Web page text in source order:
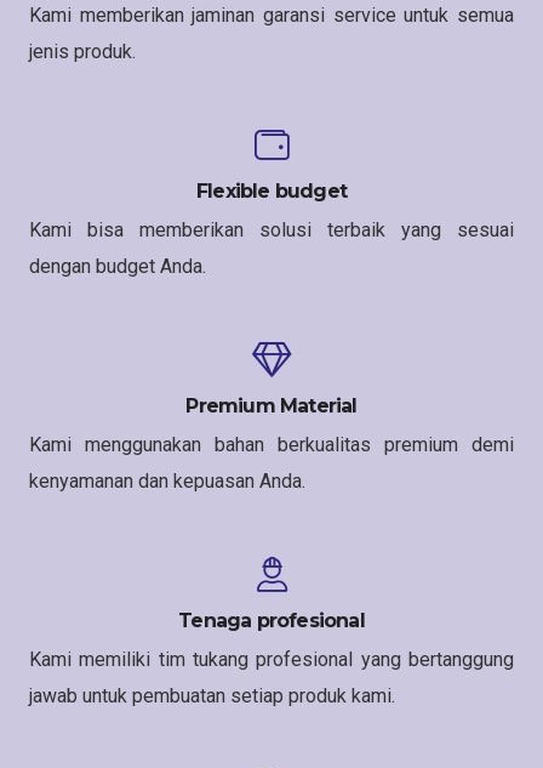
Kami memberikan jaminan garansi service untuk semua
jenis produk.
Flexible budget
Kami bisa memberikan solusi terbaik yang sesuai
dengan budget Anda.
Premium Material
Kami menggunakan bahan berkualitas premium demi
kenyamanan dan kepuasan Anda.
Tenaga profesional
Kami memiliki tim tukang profesional yang bertanggung
jawab untuk pembuatan setiap produk kami.